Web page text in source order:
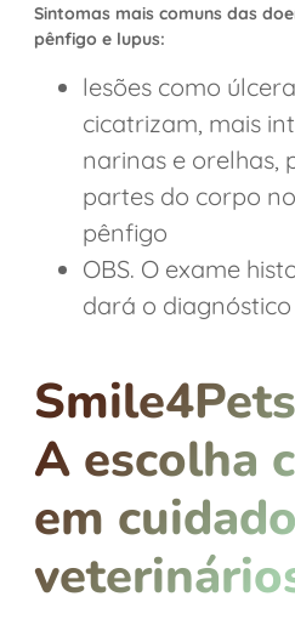
Sintomas mais comuns das
pênfigo e lupus:
lesões como
cicatrizam, mais
narinas e orelhas,
partes do corpo
pênfigo
OBS. O exame
dará o
Smile4Pets
A escolha
em